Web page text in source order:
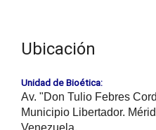
Ubicación
Unidad de Bioética:
Av. "Don Tulio Febres
Municipio Libertador.
Venezuela.